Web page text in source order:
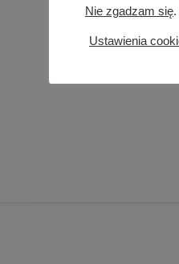
Nie zgadzam się.
Ustawienia